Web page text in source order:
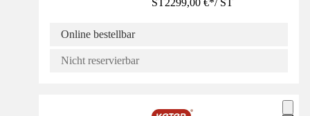
ST2299,00 €*/ ST
Online bestellbar
Nicht reservierbar